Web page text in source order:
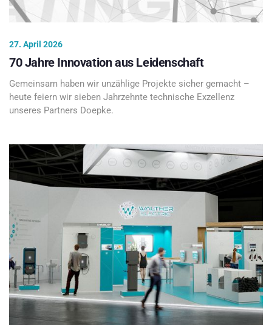
27. April 2026
70 Jahre Innovation aus Leidenschaft
Gemeinsam haben wir unzählige Projekte sicher gemacht –
heute feiern wir sieben Jahrzehnte technische Exzellenz
unseres Partners Doepke.